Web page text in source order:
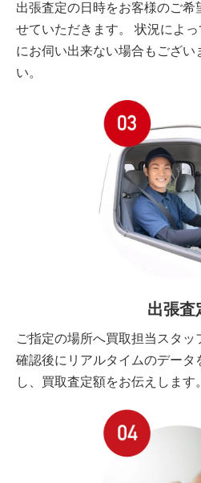
出張査定の日時をお客様のご希
せていただきます。 状況によ
にお伺い出来ない場合もござい
い。
出張査
ご指定の場所へ買取担当スタ
確認後にリアルタイムのデータ
し、買取査定額をお伝えします。